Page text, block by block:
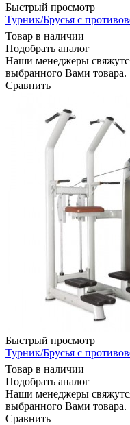
Быстрый просмотр
Турник/Брусья с
Товар в наличии
Подобрать аналог
Наши менеджеры
выбранного Вами товара.
Сравнить
Быстрый просмотр
Турник/Брусья с
Товар в наличии
Подобрать аналог
Наши менеджеры
выбранного Вами товара.
Сравнить